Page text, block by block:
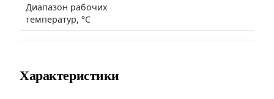
Диапазон рабочих
температур, °С
Характеристики